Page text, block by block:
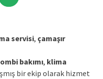
servisi, çamaşır
bakımı, klima
bir ekip olarak hizmet